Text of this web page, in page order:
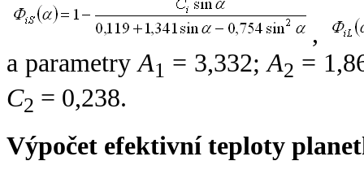
,
a parametryA1 = 3,332;A2 =
C2 = 0,238.
Výpočet efektivní teploty